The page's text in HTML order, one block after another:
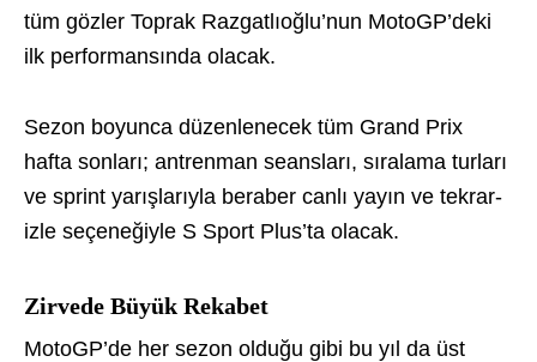
tüm gözler Toprak Razgatlıoğlu’nun MotoGP’deki
ilk performansında olacak.
Sezon boyunca düzenlenecek tüm Grand Prix
hafta sonları; antrenman seansları, sıralama turları
ve sprint yarışlarıyla beraber canlı yayın ve tekrar-
izle seçeneğiyle S Sport Plus’ta olacak.
Zirvede Büyük Rekabet
MotoGP’de her sezon olduğu gibi bu yıl da üst